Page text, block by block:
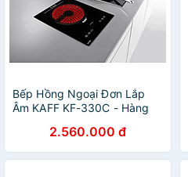
Bếp Hồng Ngoại Đơn Lắp
Âm KAFF KF-330C - Hàng
2.560.000 đ